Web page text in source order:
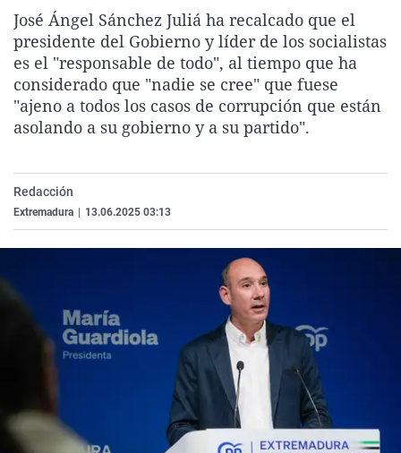
La rosa de los vientos
Gente viajera
Como el perro y el
Caso
Retornados
Equipo de
Operación Viuda
Extremadura
Galicia
La Rioja
Navarra
Virales
Televisión
Elecciones
José Ángel Sánchez Juliá ha recalcado que el
presidente del Gobierno y líder de los socialistas
es el "responsable de todo", al tiempo que ha
considerado que "nadie se cree" que fuese
"ajeno a todos los casos de corrupción que están
asolando a su gobierno y a su partido".
Redacción
Extremadura 13.06.2025 03:13